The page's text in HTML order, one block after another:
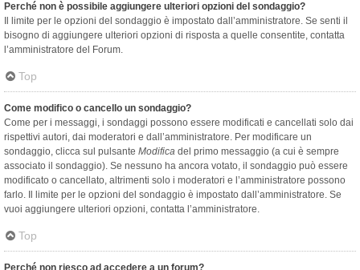
Perché non è possibile aggiungere ulteriori opzioni del sondaggio?
Il limite per le opzioni del sondaggio è impostato dall’amministratore. Se senti il
bisogno di aggiungere ulteriori opzioni di risposta a quelle consentite, contatta
l’amministratore del Forum.
Top
Come modifico o cancello un sondaggio?
Come per i messaggi, i sondaggi possono essere modificati e cancellati solo dai
rispettivi autori, dai moderatori e dall’amministratore. Per modificare un
sondaggio, clicca sul pulsante Modifica del primo messaggio (a cui è sempre
associato il sondaggio). Se nessuno ha ancora votato, il sondaggio può essere
modificato o cancellato, altrimenti solo i moderatori e l’amministratore possono
farlo. Il limite per le opzioni del sondaggio è impostato dall’amministratore. Se
vuoi aggiungere ulteriori opzioni, contatta l’amministratore.
Top
Perché non riesco ad accedere a un forum?